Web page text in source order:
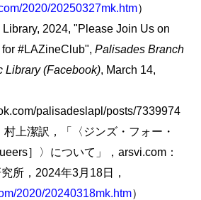
2020/20250327mk.htm）
2024, "Please Join Us on
#LAZineClub",Palisades Branch
Library (Facebook), March 14,
palisadeslapl/posts/7339974
上潔訳，「〈ジンズ・フォー・
］〉について」，arsvi.com：
所，2024年3月18日，
2020/20240318mk.htm）